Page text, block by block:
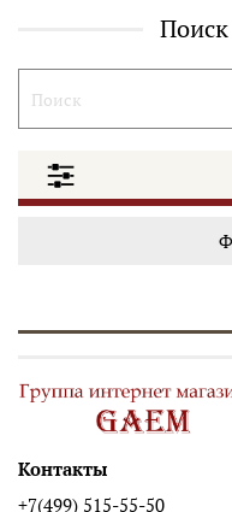
Поиск
Контакты
+7(499) 515-55-50